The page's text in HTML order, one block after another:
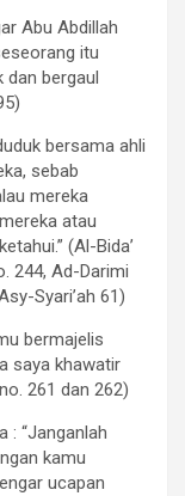
Abu Abdillah
itu
dan bergaul
bersama ahli
sebab
mereka
atau
(Al-Bida’
244, Ad-Darimi
Syari’ah 61)
bermajelis
saya khawatir
261 dan 262)
: “Janganlah
kamu
ucapan